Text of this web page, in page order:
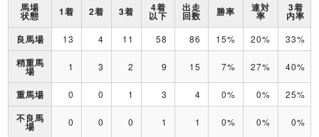
馬場
状態 1着 2着 3着 4着
以下
出走
回数 勝率 連対
率
3着
内率
良馬場
13 4 11 58 86 15% 20% 33%
稍重馬
場 1 3 2 9 15 7% 27% 40%
重馬場 0 0 1 3 4 0% 0% 25%
不良馬
場 0 0 0 1 1 0% 0% 0%